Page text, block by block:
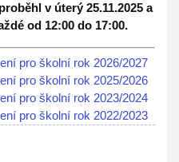
v úterý 25.11.2025 a
od 12:00 do 17:00.
pro školní rok 2026/2027
pro školní rok 2025/2026
pro školní rok 2023/2024
pro školní rok 2022/2023